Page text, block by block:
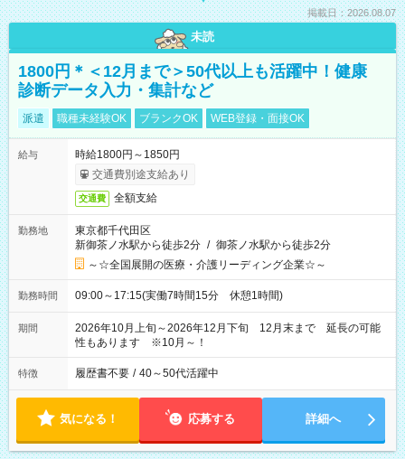
掲載日：2026.08.07
未読
1800円＊＜12月まで＞50代以上も活躍中！健康
診断データ入力・集計など
派遣 職種未経験OK ブランクOK WEB登録・面接OK
給与
時給1800円～1850円
交通費別途支給あり
交通費 全額支給
勤務地
東京都千代田区
新御茶ノ水駅から徒歩2分 / 御茶ノ水駅から徒歩2分
～☆全国展開の医療・介護リーディング企業☆～
勤務時間 09:00～17:15(実働7時間15分 休憩1時間)
期間
2026年10月上旬～2026年12月下旬 12月末まで 延長の可能
性もあります ※10月～！
特徴 履歴書不要 / 40～50代活躍中
気になる！ 応募する 詳細へ